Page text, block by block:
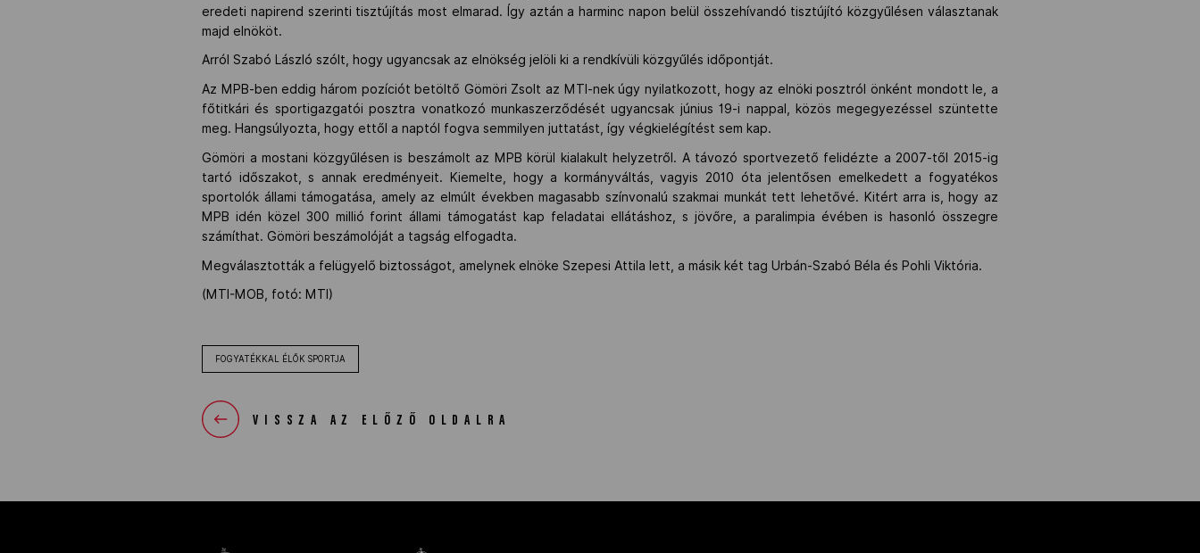
eredeti napirend szerinti tisztújítás most elmarad. Így aztán a harminc napon belül összehívandó tisztújító közgyűlésen választanak
majd elnököt.
Arról Szabó László szólt, hogy ugyancsak az elnökség jelöli ki a rendkívüli közgyűlés időpontját.
Az MPB-ben eddig három pozíciót betöltő Gömöri Zsolt az MTI-nek úgy nyilatkozott, hogy az elnöki posztról önként mondott le, a
főtitkári és sportigazgatói posztra vonatkozó munkaszerződését ugyancsak június 19-i nappal, közös megegyezéssel szüntette
meg. Hangsúlyozta, hogy ettől a naptól fogva semmilyen juttatást, így végkielégítést sem kap.
Gömöri a mostani közgyűlésen is beszámolt az MPB körül kialakult helyzetről. A távozó sportvezető felidézte a 2007-től 2015-ig
tartó időszakot, s annak eredményeit. Kiemelte, hogy a kormányváltás, vagyis 2010 óta jelentősen emelkedett a fogyatékos
sportolók állami támogatása, amely az elmúlt években magasabb színvonalú szakmai munkát tett lehetővé. Kitért arra is, hogy az
MPB idén közel 300 millió forint állami támogatást kap feladatai ellátáshoz, s jövőre, a paralimpia évében is hasonló összegre
számíthat. Gömöri beszámolóját a tagság elfogadta.
Megválasztották a felügyelő biztosságot, amelynek elnöke Szepesi Attila lett, a másik két tag Urbán-Szabó Béla és Pohli Viktória.
(MTI-MOB, fotó: MTI)
FOGYATÉKKAL ÉLŐK SPORTJA
VISSZA AZ ELŐZŐ OLDALRA